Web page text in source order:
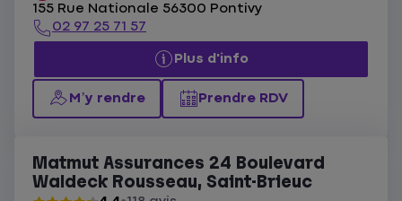
155 Rue Nationale 56300 Pontivy
02 97 25 71 57
Plus d'info
M’y rendre Prendre RDV
Matmut Assurances 24 Boulevard
Waldeck Rousseau, Saint-Brieuc